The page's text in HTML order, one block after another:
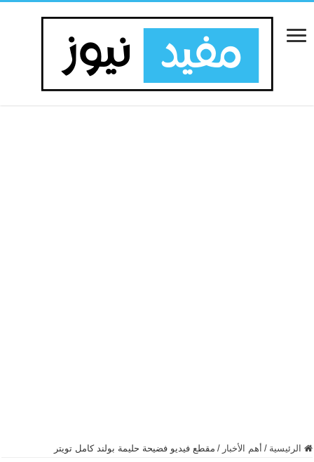
الرئيسية / أهم الأخبار / مقطع فيديو فضيحة حليمة بولند كامل تويتر